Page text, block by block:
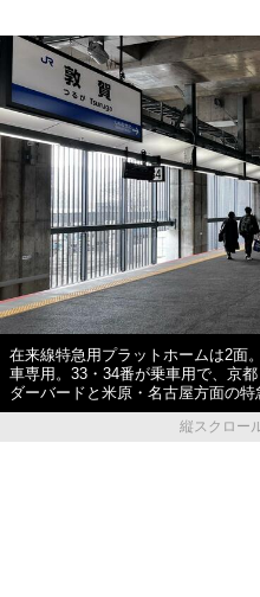
在来線特急用プラットホームは2面
車専用。33・34番が乗車用で、京
ダーバードと米原・名古屋方面の
縦スクロー